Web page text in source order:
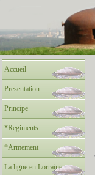
Accueil
Presentation
Principe
*Regiments
*Armement
La ligne en Lorraine